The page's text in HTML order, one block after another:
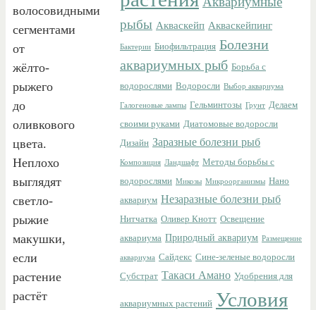
волосовидными
сегментами
от
жёлто-
рыжего
до
оливкового
цвета.
Неплохо
выглядят
светло-
рыжие
макушки,
если
растение
растёт
рыбы Акваскейп Акваскейпинг
Бактерии Биофильтрация Болезни
аквариумных рыб Борьба с
водорослями Водоросли Выбор аквариума
Галогеновые лампы Гельминтозы Грунт Делаем
своими руками Диатомовые водоросли
Дизайн Заразные болезни рыб
Композиция Ландшафт Методы борьбы с
водорослями Микозы Микроорганизмы Нано
аквариум Незаразные болезни рыб
Нитчатка Оливер Кнотт Освещение
аквариума Природный аквариум Размещение
аквариума Сайдекс Сине-зеленые водоросли
Субстрат Такаси Амано Удобрения для
аквариумных растений Условия